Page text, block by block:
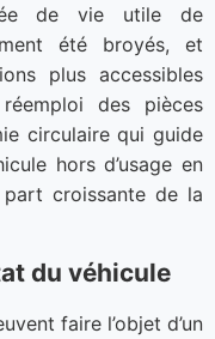
de vie utile de
été broyés, et
plus accessibles
des pièces
circulaire qui guide
hors d’usage en
croissante de la
du véhicule
faire l’objet d’un